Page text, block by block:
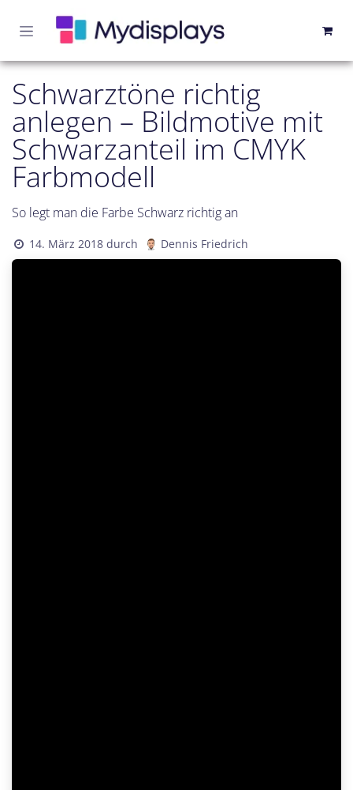
Schwarztöne richtig
anlegen – Bildmotive mit
Schwarzanteil im CMYK
Farbmodell
So legt man die Farbe Schwarz richtig an
14. März 2018 durch Dennis Friedrich